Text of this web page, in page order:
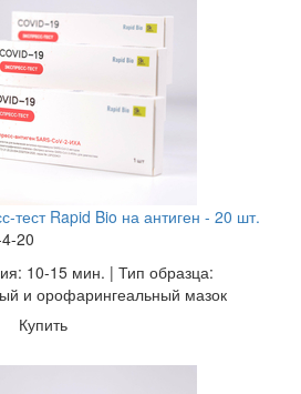
тест Rapid Bio на антиген - 20 шт.
20
10-15 мин. | Тип образца:
и орофарингеальный мазок
Купить